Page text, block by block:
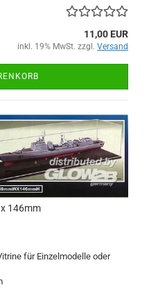
11,00 EUR
inkl. 19% MwSt. zzgl. Versand
146mm
für Einzelmodelle oder